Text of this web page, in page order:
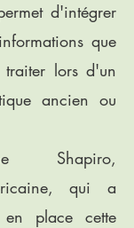
d'intégrer
que
lors d'un
ancien ou
Shapiro,
qui a
place cette